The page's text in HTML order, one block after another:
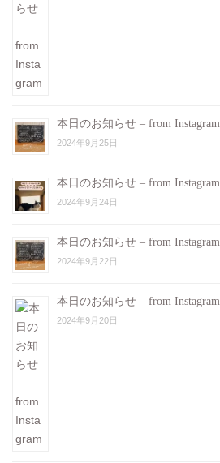
本日のお知らせ – from Instagram
2024年9月25日
本日のお知らせ – from Instagram
2024年9月24日
本日のお知らせ – from Instagram
2024年9月22日
本日のお知らせ – from Instagram
2024年9月20日